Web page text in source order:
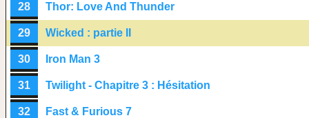
28 Thor: Love And Thunder
29 Wicked : partie II
30 Iron Man 3
31 Twilight - Chapitre 3 : Hésitation
32 Fast & Furious 7